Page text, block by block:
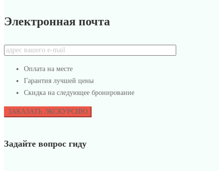
Электронная почта
Оплата на месте
Гарантия лучшей цены
Скидка на следующее бронирование
Задайте вопрос гиду